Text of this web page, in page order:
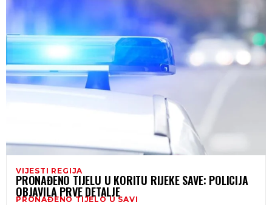
VIJESTI REGIJA
PRONAĐENO TIJELU U KORITU RIJEKE SAVE: POLICIJA
OBJAVILA PRVE DETALJE
PRONAĐENO TIJELO U SAVI